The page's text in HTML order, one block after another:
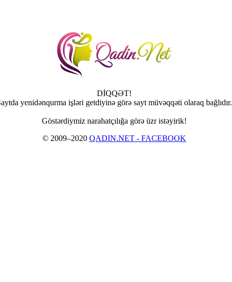
DİQQƏT!
yenidənqurma işləri getdiyinə görə sayt müvəqqəti olaraq bağlıdır.
Göstərdiymiz narahatçılığa görə üzr istəyirik!
© 2009–2020 QADIN.NET - FACEBOOK